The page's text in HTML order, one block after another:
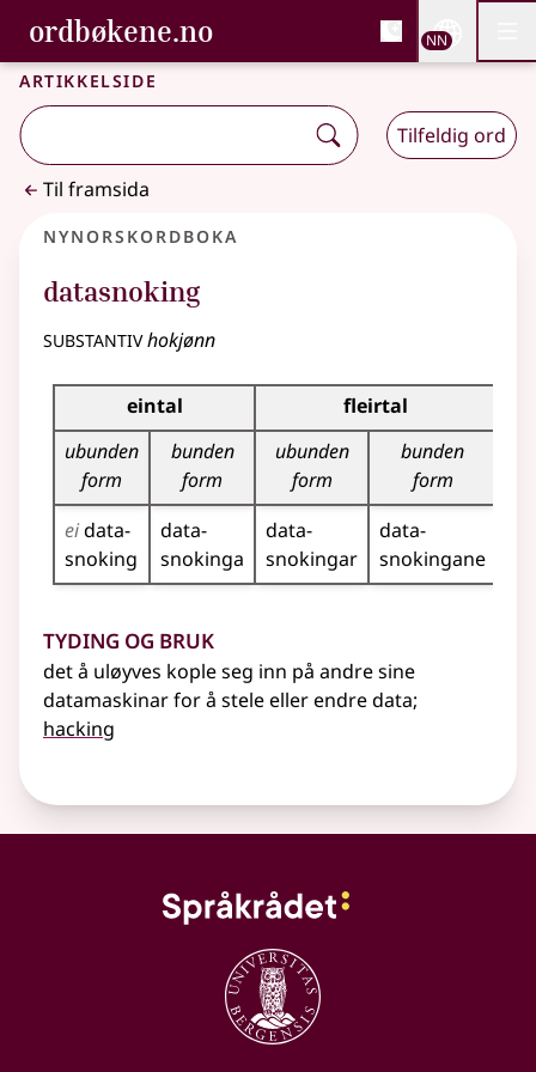
Gå til hovudinnhald
Tilgjenge
ordbøkene.no, Bokmålsordboka og
Bokmålsordboka og Nynorskordboka
NN
Artikkelside
Tilfeldig ord
Til framsida
Nynorskordboka
datasnoking
substantivhokjønn
Bøyningstabell for dette substantivet
eintal
fleirtal
ubunden
form
bunden
form
ubunden
form
bunden
form
eidata­
snoking
data­
snokinga
data­
snokingar
data­
snokingane
Tyding og bruk
det å uløyves kople seg inn på andre sine
datamaskinar for å stele eller endre data;
hacking